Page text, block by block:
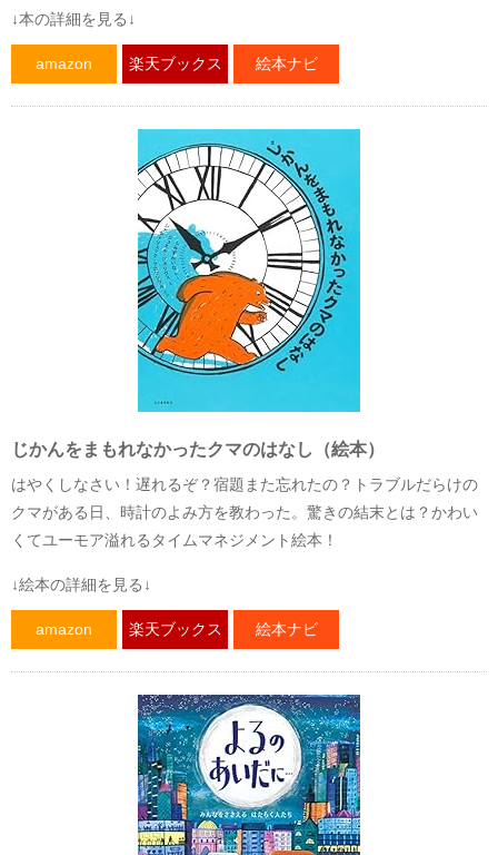
↓本の詳細を見る↓
amazon 楽天ブックス 絵本ナビ
じかんをまもれなかったクマのはなし（絵本）
はやくしなさい！遅れるぞ？宿題また忘れたの？トラブルだらけの
クマがある日、時計のよみ方を教わった。驚きの結末とは？かわい
くてユーモア溢れるタイムマネジメント絵本！
↓絵本の詳細を見る↓
amazon 楽天ブックス 絵本ナビ